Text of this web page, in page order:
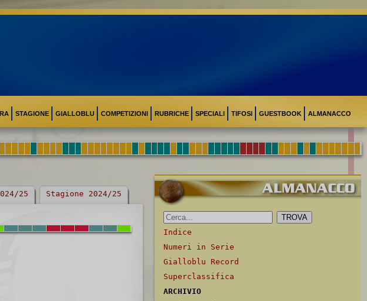
STAGIONE GIALLOBLU COMPETIZIONI RUBRICHE SPECIALI TIFOSI GUESTBOOK ALMANACCO
25 Stagione 2024/25
Indice
Numeri in Serie
Gialloblu Record
Superclassifica
ARCHIVIO